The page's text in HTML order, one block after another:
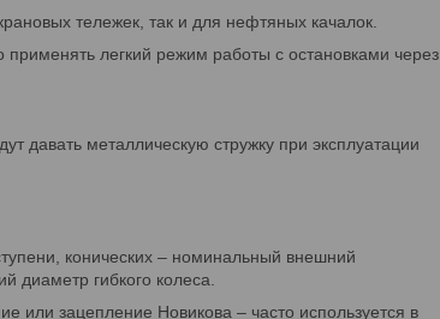
тележек, так и для нефтяных качалок.
легкий режим работы с остановками через
давать металлическую стружку при эксплуатации
конических – номинальный внешний
диаметр гибкого колеса.
или зацепление Новикова – часто используется в